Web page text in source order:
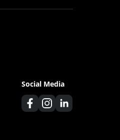
Social Media